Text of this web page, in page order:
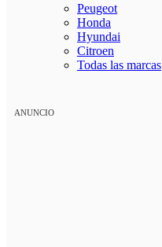
Peugeot
Honda
Hyundai
Citroen
Todas las marcas
ANUNCIO